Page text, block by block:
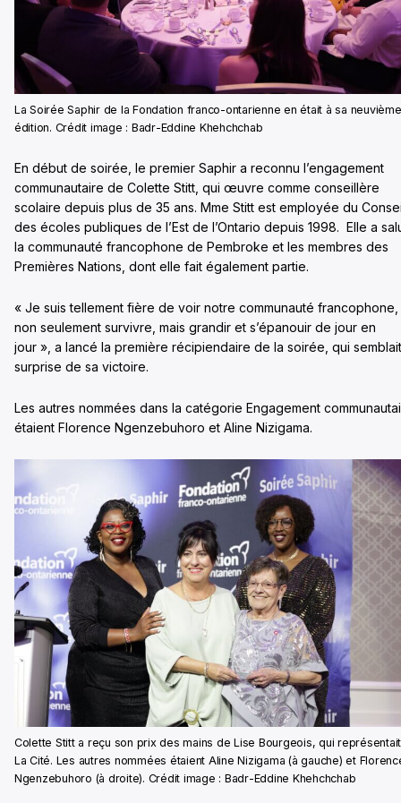
La Soirée Saphir de la Fondation franco-ontarienne en était à sa neuvième
édition. Crédit image : Badr-Eddine Khehchchab
En début de soirée, le premier Saphir a reconnu l’engagement
communautaire de Colette Stitt, qui œuvre comme conseillère
scolaire depuis plus de 35 ans. Mme Stitt est employée du
des écoles publiques de l’Est de l’Ontario depuis 1998. Elle a
la communauté francophone de Pembroke et les membres des
Premières Nations, dont elle fait également partie.
« Je suis tellement fière de voir notre communauté francophone,
non seulement survivre, mais grandir et s’épanouir de jour en
jour », a lancé la première récipiendaire de la soirée, qui semblait
surprise de sa victoire.
Les autres nommées dans la catégorie Engagement
étaient Florence Ngenzebuhoro et Aline Nizigama.
Colette Stitt a reçu son prix des mains de Lise Bourgeois, qui représentait
La Cité. Les autres nommées étaient Aline Nizigama (à gauche) et
Ngenzebuhoro (à droite). Crédit image : Badr-Eddine Khehchchab